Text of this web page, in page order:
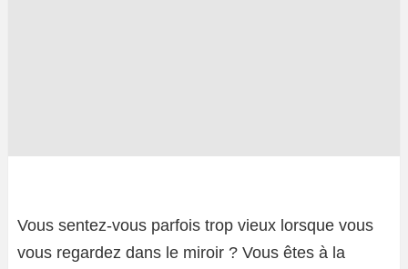
Vous sentez-vous parfois trop vieux lorsque vous
vous regardez dans le miroir ? Vous êtes à la